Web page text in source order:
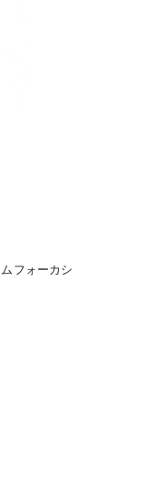
フォーカシ